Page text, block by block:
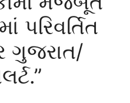
પરિવર્તિત
ગુજરાત/